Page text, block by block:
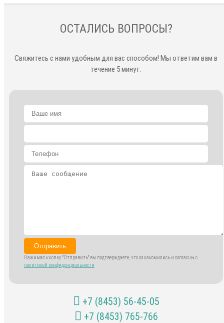
ОСТАЛИСЬ ВОПРОСЫ?
Свяжитесь с нами удобным для вас способом! Мы ответим вам в
течение 5 минут.
Отправить
Нажимая кнопку "Отправить" вы подтверждаете, что ознакомились и согласны с
политикой конфиденциальности
+7 (8453) 56-45-05
+7 (8453) 765-766